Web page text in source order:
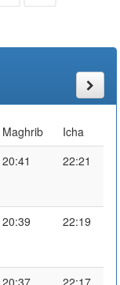
Maghrib
Icha
20:41 22:21
20:39 22:19
20:37 22:17